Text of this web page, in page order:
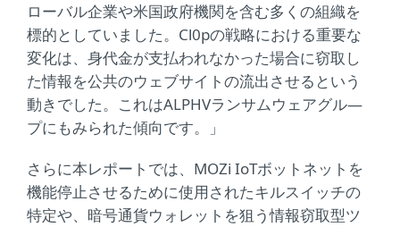
ローバル企業や米国政府機関を含む多くの組織を
標的としていました。Cl0pの戦略における重要な
変化は、身代金が支払われなかった場合に窃取し
た情報を公共のウェブサイトの流出させるという
動きでした。これはALPHVランサムウェアグル―
プにもみられた傾向です。」
さらに本レポートでは、MOZi IoTボットネットを
機能停止させるために使用されたキルスイッチの
特定や、暗号通貨ウォレットを狙う情報窃取型ツ